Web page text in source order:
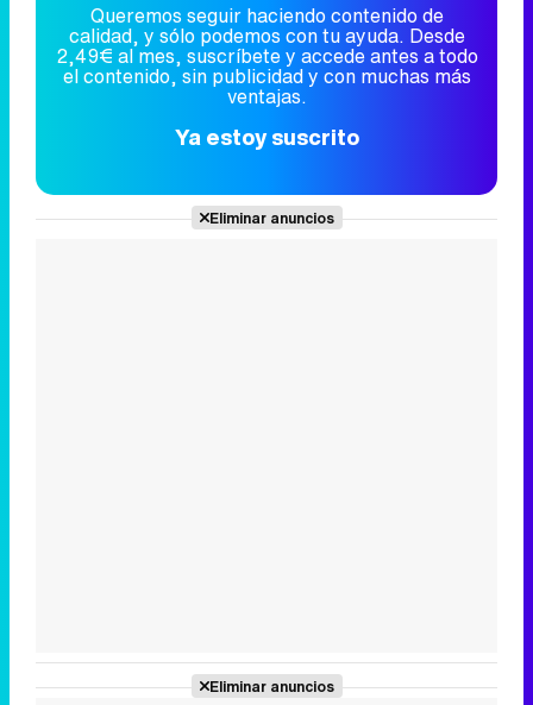
Queremos seguir haciendo contenido de
calidad, y sólo podemos con tu ayuda. Desde
2,49€ al mes, suscríbete y accede antes a todo
el contenido, sin publicidad y con muchas más
ventajas.
Ya estoy suscrito
Eliminar anuncios
Eliminar anuncios